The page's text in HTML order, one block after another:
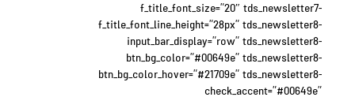
f_title_font_size=”20″ tds_newsletter7-
f_title_font_line_height=”28px” tds_newsletter8-
input_bar_display=”row” tds_newsletter8-
btn_bg_color=”#00649e” tds_newsletter8-
btn_bg_color_hover=”#21709e” tds_newsletter8-
check_accent=”#00649e”